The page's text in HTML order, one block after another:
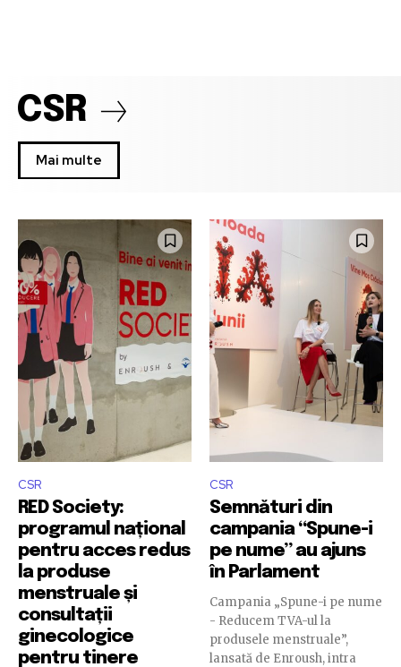
CSR
Mai multe
CSR
RED Society:
programul național
pentru acces redus
la produse
menstruale și
consultații
ginecologice
pentru tinere
CSR
Semnături din
campania “Spune-i
pe nume” au ajuns
în Parlament
Campania „Spune-i pe nume
- Reducem TVA-ul la
produsele menstruale”,
lansată de Enroush, intra